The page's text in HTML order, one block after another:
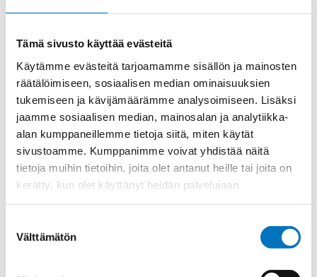
Tämä sivusto käyttää evästeitä
Käytämme evästeitä tarjoamamme sisällön ja mainosten
räätälöimiseen, sosiaalisen median ominaisuuksien
tukemiseen ja kävijämäärämme analysoimiseen. Lisäksi
jaamme sosiaalisen median, mainosalan ja analytiikka-
alan kumppaneillemme tietoja siitä, miten käytät
sivustoamme. Kumppanimme voivat yhdistää näitä
tietoja muihin tietoihin, joita olet antanut heille tai joita on
kerätty, kun olet käyttänyt heidän palvelujaan.
valinta
Välttämätön
Osasto ILME -moninapaliittimet,
Toimitusaika: 1-7 päivää
Toimituskulut 35kg:n asti 25€.
Yli 35kg:n toimituskulut toteutuneiden kulujen mukaan.
Valmistaja
ILME S.p.A
Uros/Naaras
Uros
Napaluku
Kontaktin materiaali
Hopeoitu